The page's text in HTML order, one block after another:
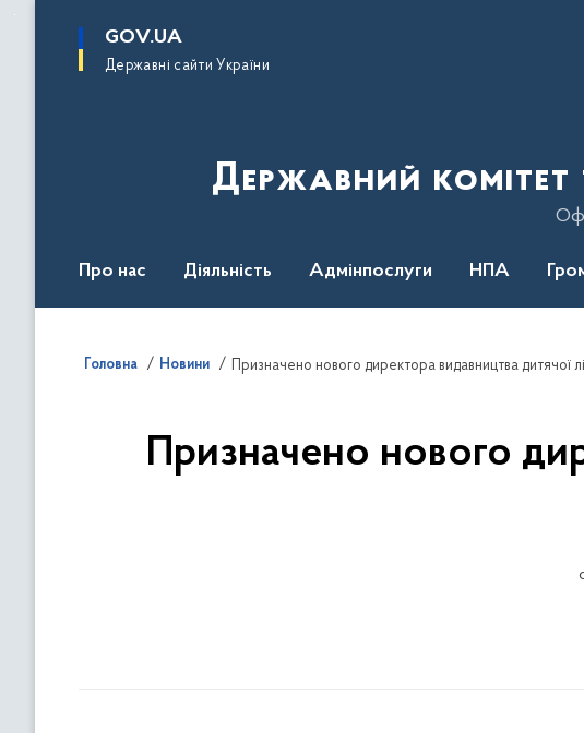
основного
GOV.UA
Державні сайти України
Державний комітет
Про нас Діяльність Адмінпослуги НПА
Головна Новини Призначено нового директора видавництва дитячої
Призначено нового